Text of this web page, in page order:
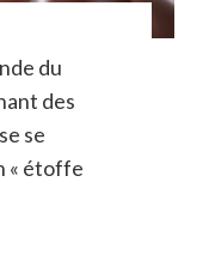
du
des
se
« étoffe